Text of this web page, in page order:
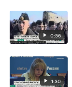
0:56
1:30